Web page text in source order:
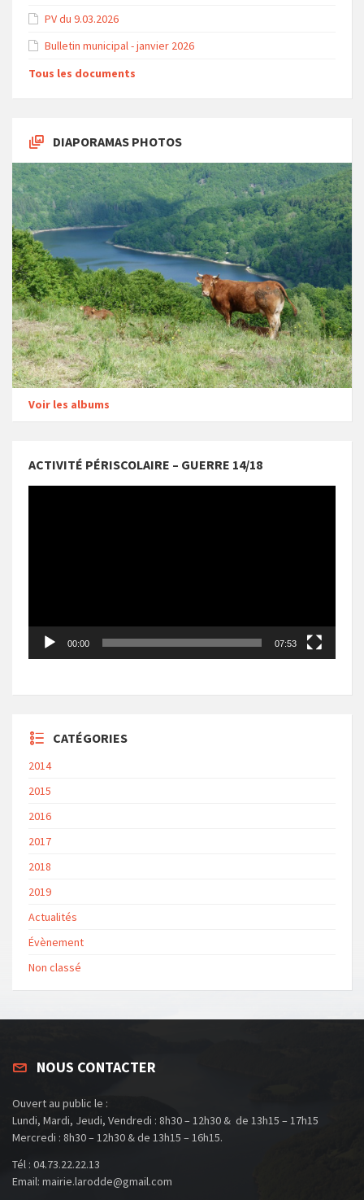
PV du 9.03.2026
Bulletin municipal - janvier 2026
Tous les documents
DIAPORAMAS PHOTOS
Voir les albums
ACTIVITÉ PÉRISCOLAIRE – GUERRE 14/18
Lecteur
00:00 07:53
CATÉGORIES
2014
2015
2016
2017
2018
2019
Actualités
Évènement
Non classé
NOUS CONTACTER
Ouvert au public le :
Lundi, Mardi, Jeudi, Vendredi : 8h30 – 12h30 & de 13h15 – 17h15
Mercredi : 8h30 – 12h30 & de 13h15 – 16h15.
Tél : 04.73.22.22.13
Email: mairie.larodde@gmail.com